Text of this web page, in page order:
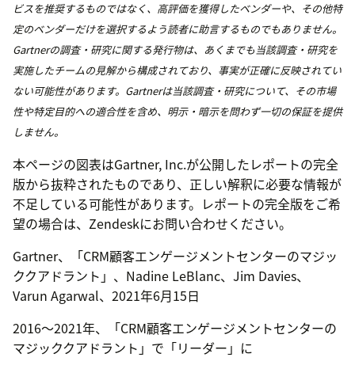
ビスを推奨するものではなく、高評価を獲得したベンダーや、その他特
定のベンダーだけを選択するよう読者に助言するものでもありません。
Gartnerの調査・研究に関する発行物は、あくまでも当該調査・研究を
実施したチームの見解から構成されており、事実が正確に反映されてい
ない可能性があります。Gartnerは当該調査・研究について、その市場
性や特定目的への適合性を含め、明示・暗示を問わず一切の保証を提供
しません。
本ページの図表はGartner, Inc.が公開したレポートの完全
版から抜粋されたものであり、正しい解釈に必要な情報が
不足している可能性があります。レポートの完全版をご希
望の場合は、Zendeskにお問い合わせください。
Gartner、「CRM顧客エンゲージメントセンターのマジッ
ククアドラント」、Nadine LeBlanc、Jim Davies、
Varun Agarwal、2021年6月15日
2016〜2021年、「CRM顧客エンゲージメントセンターの
マジッククアドラント」で「リーダー」に